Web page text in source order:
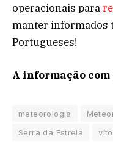
operacionais para
manter informados
Portugueses!
A informação
meteorologia
Serra da Estrela